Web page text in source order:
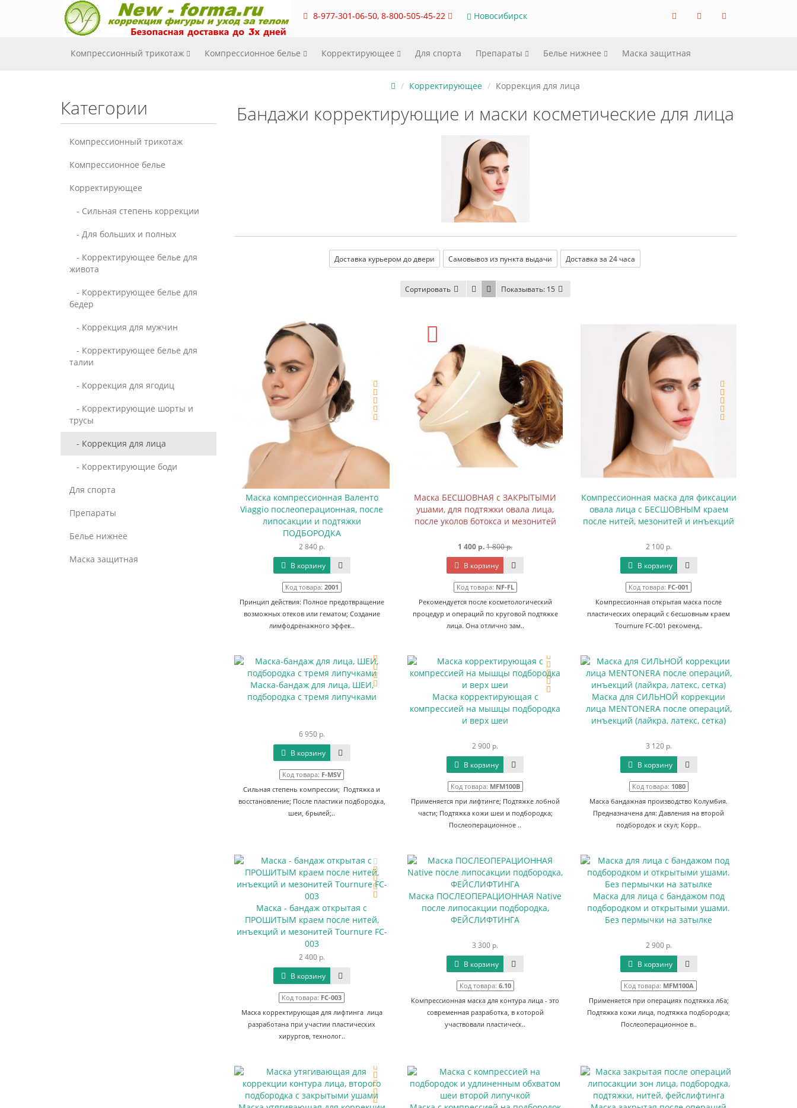
8-977-301-06-50, 8-800-505-45-22 Новосибирск
Компрессионный трикотаж Компрессионное белье Корректирующее Для спорта Препараты Белье нижнее Маска защитная
Категории
Компрессионный трикотаж
Компрессионное белье
Корректирующее
- Cильная степень коррекции
- Для больших и полных
- Корректирующее белье для
живота
- Корректирующее белье для
бедер
- Коррекция для мужчин
- Корректирующее белье для
талии
- Коррекция для ягодиц
- Корректирующие шорты и
трусы
- Коррекция для лица
- Корректирующие боди
Для спорта
Препараты
Белье нижнее
Маска защитная
Корректирующее Коррекция для лица
Бандажи корректирующие и маски косметические для лица
Доставка курьером до двери Самовывоз из пункта выдачи Доставка за 24 часа
Сортировать Показывать: 15
Маска компрессионная Валенто
Viaggio послеоперационная, после
липосакции и подтяжки
ПОДБОРОДКА
2 840 р.
В корзину
Код товара: 2001
Принцип действия: Полное предотвращение
возможных отеков или гематом; Создание
лимфодренажного эффек..
Маска БЕСШОВНАЯ с ЗАКРЫТЫМИ
ушами, для подтяжки овала лица,
после уколов ботокса и мезонитей
1 400 р. 1 800 р.
В корзину
Код товара: NF-FL
Рекомендуется после косметологический
процедур и операций по круговой подтяжке
лица. Она отлично зам..
Компрессионная маска для фиксации
овала лица с БЕСШОВНЫМ краем
после нитей, мезонитей и инъекций
2 100 р.
В корзину
Код товара: FC-001
Компрессионная открытая маска после
пластических операций с бесшовным краем
Tournure FC-001 рекоменд..
Маска-бандаж для лица, ШЕИ,
подбородка с тремя липучками
6 950 р.
В корзину
Код товара: F-MSV
Сильная степень компрессии; Подтяжка и
восстановление; После пластики подбородка,
шеи, брылей;..
Маска корректирующая c
компрессией на мышцы подбородка
и верх шеи
2 900 р.
В корзину
Код товара: MFM100B
Применяется при лифтинге; Подтяжке лобной
части; Подтяжка кожи шеи и подбородка;
Послеоперационное ..
Маска для СИЛЬНОЙ коррекции
лица MENTONERA после операций,
инъекций (лайкра, латекс, сетка)
3 120 р.
В корзину
Код товара: 1080
Маска бандажная производство Колумбия.
Предназначена для: Давления на второй
подбородок и скул; Корр..
Маска - бандаж открытая с
ПРОШИТЫМ краем после нитей,
инъекций и мезонитей Tournure FC-
003
2 400 р.
В корзину
Код товара: FC-003
Маска корректирующая для лифтинга лица
разработана при участии пластических
хирургов, технолог..
Маска ПОСЛЕОПЕРАЦИОННАЯ Native
после липосакции подбородка,
ФЕЙСЛИФТИНГА
3 300 р.
В корзину
Код товара: 6.10
Компрессионная маска для контура лица - это
современная разработка, в которой
участвовали пластическ..
Маска для лица с бандажом под
подбородком и открытыми ушами.
Без пермычки на затылке
2 900 р.
В корзину
Код товара: MFM100A
Применяется при операциях подтяжка лба;
Подтяжка кожи лица, подтяжка подбородка;
Послеоперационное в..